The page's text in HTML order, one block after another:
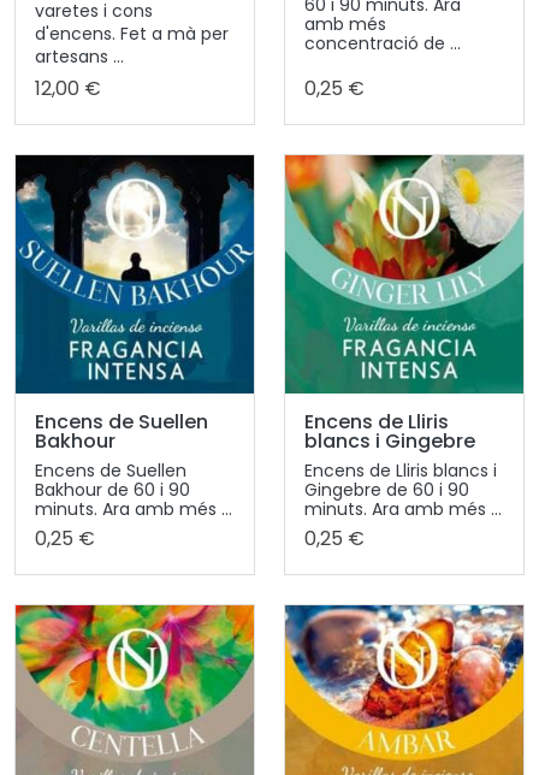
varetes i cons
d'encens. Fet a mà per
artesans ...
12,00 €
amb més
concentració de ...
0,25 €
Encens de Suellen
Bakhour
Encens de Suellen
Bakhour de 60 i 90
minuts. Ara amb més ...
0,25 €
Encens de Lliris
blancs i Gingebre
Encens de Lliris blancs i
Gingebre de 60 i 90
minuts. Ara amb més ...
0,25 €